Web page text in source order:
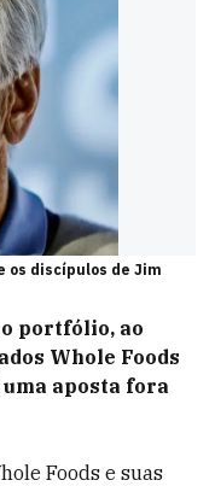
os discípulos de Jim
portfólio, ao
Whole Foods
aposta fora
Foods e suas